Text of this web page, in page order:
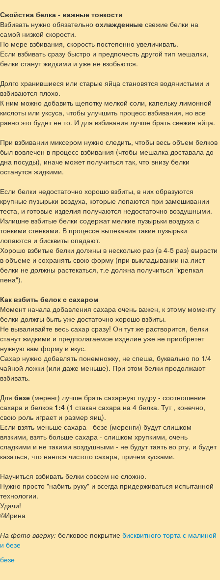
Свойства белка - важные тонкости
Взбивать нужно обязательно охлажденные свежие белки на
самой низкой скорости.
По мере взбивания, скорость постепенно увеличивать.
Если взбивать сразу быстро и предпочесть другой тип мешалки,
белки станут жидкими и уже не взобьются.
Долго хранившиеся или старые яйца становятся водянистыми и
взбиваются плохо.
К ним можно добавить щепотку мелкой соли, капельку лимонной
кислоты или уксуса, чтобы улучшить процесс взбивания, но все
равно это будет не то. И для взбивания лучше брать свежие яйца.
При взбивании миксером нужно следить, чтобы весь объем белков
был вовлечен в процесс взбивания (чтобы мешалка доставала до
дна посуды), иначе может получиться так, что внизу белки
останутся жидкими.
Если белки недостаточно хорошо взбиты, в них образуются
крупные пузырьки воздуха, которые лопаются при замешивании
теста, и готовые изделия получаются недостаточно воздушными.
Излишне взбитые белки содержат мелкие пузырьки воздуха с
тонкими стенками. В процессе выпекания такие пузырьки
лопаются и бисквиты опадают.
Хорошо взбитые белки должны в несколько раз (в 4-5 раз) вырасти
в объеме и сохранять свою форму (при выкладывании на лист
белки не должны растекаться, т.е должна получиться "крепкая
пена").
Как взбить белок с сахаром
Момент начала добавления сахара очень важен, к этому моменту
белки должгы быть уже достаточно хорошо взбиты.
Не вываливайте весь сахар сразу! Он тут же растворится, белки
станут жидкими и предполагаемое изделие уже не приобретет
нужную вам форму и вкус.
Сахар нужно добавлять понемножку, не спеша, буквально по 1/4
чайной ложки (или даже меньше). При этом белки продолжают
взбивать.
Для безе (меренг) лучше брать сахарную пудру - соотношение
сахара и белков 1:4 (1 стакан сахара на 4 белка. Тут , конечно,
свою роль играет и размер яиц).
Если взять меньше сахара - безе (меренги) будут слишком
вязкими, взять больше сахара - слишком хрупкими, очень
сладкими и не такими воздушными - не будут таять во рту, и будет
казаться, что наелся чистого сахара, причем кусками.
Научиться взбивать белки совсем не сложно.
Нужно просто "набить руку" и всегда придерживаться испытанной
технологии.
Удачи!
©Ирина
На фото вверху: белковое покрытие бисквитного торта с малиной
и безе
безе